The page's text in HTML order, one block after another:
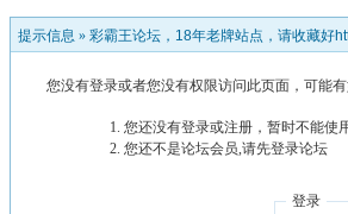
提示信息 » 彩霸王论坛，18年老牌站点，请收藏好
您没有登录或者您没有权限访问此页面，可能
您还没有登录或注册，暂时不能使
您还不是论坛会员,请先登录论坛
登录